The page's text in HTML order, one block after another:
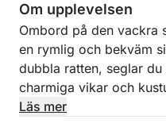
Om upplevelsen
Ombord på den vackra
en rymlig och bekväm
dubbla ratten, seglar
charmiga vikar och
Sorrento, Sorrento och
Läs mer